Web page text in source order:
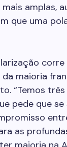
amplas,
que uma
maioria
“Temos
pede que
as